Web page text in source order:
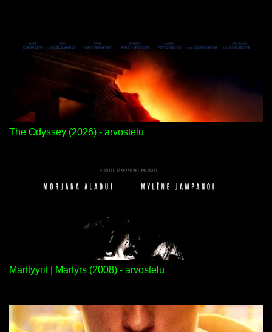
The Odyssey (2026) - arvostelu
Marttyyrit | Martyrs (2008) - arvostelu